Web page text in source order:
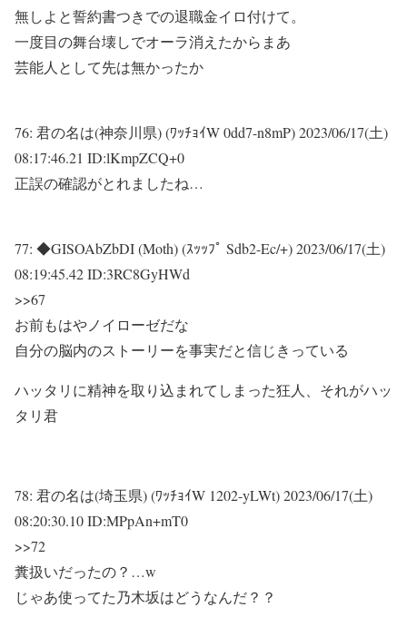
無しよと誓約書つきでの退職金イロ付けて。
一度目の舞台壊しでオーラ消えたからまあ
芸能人として先は無かったか
76: 君の名は(神奈川県) (ﾜｯﾁｮｲW 0dd7-n8mP)2023/06/17(土)
08:17:46.21 ID:lKmpZCQ+0
正誤の確認がとれましたね…
77: ◆GISOAbZbDI (Moth) (ｽｯｯﾌﾟ Sdb2-Ec/+)2023/06/17(土)
08:19:45.42 ID:3RC8GyHWd
>>67
お前もはやノイローゼだな
自分の脳内のストーリーを事実だと信じきっている
ハッタリに精神を取り込まれてしまった狂人、それがハッ
タリ君
78: 君の名は(埼玉県) (ﾜｯﾁｮｲW 1202-yLWt)2023/06/17(土)
08:20:30.10 ID:MPpAn+mT0
>>72
糞扱いだったの？…w
じゃあ使ってた乃木坂はどうなんだ？？